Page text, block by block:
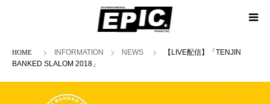
ホームINFORMATION NEWS
【LIVE配信】「TENJIN
BANKED SLALOM 2018」